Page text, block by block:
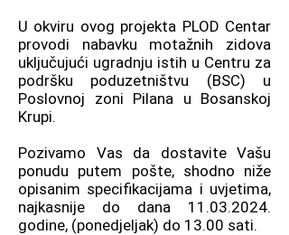
U okviru ovog projekta PLOD Centar
provodi nabavku motažnih zidova
uključujući ugradnju istih u Centru za
podršku poduzetništvu (BSC) u
Poslovnoj zoni Pilana u Bosanskoj
Krupi.
Pozivamo Vas da dostavite Vašu
ponudu putem pošte, shodno niže
opisanim specifikacijama i uvjetima,
najkasnije do dana 11.03.2024.
godine, (ponedjeljak) do 13.00 sati.